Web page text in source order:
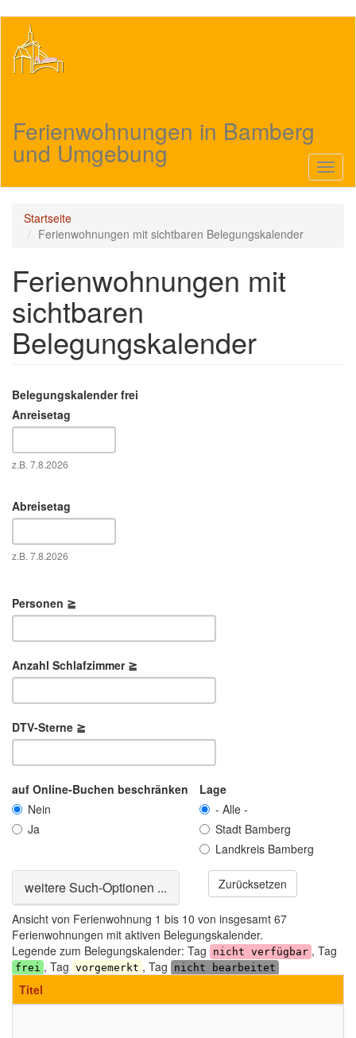
Inhalt
Ferienwohnungen in Bamberg
und Umgebung
Startseite
Ferienwohnungen mit sichtbaren Belegungskalender
Ferienwohnungen mit
sichtbaren
Belegungskalender
Belegungskalender frei
Anreisetag
Datum
z.B. 7.8.2026
Abreisetag
Datum
z.B. 7.8.2026
Personen ≧
Anzahl Schlafzimmer ≧
DTV-Sterne ≧
auf Online-Buchen beschränken
Nein
Ja
Lage
- Alle -
Stadt Bamberg
Landkreis Bamberg
Ausblenden
weitere Such-Optionen ... Zurücksetzen
Ansicht von Ferienwohnung 1 bis 10 von insgesamt 67
Ferienwohnungen mit aktiven Belegungskalender.
Legende zum Belegungskalender: Tag
nicht verfügbar , Tag
frei , Tag vorgemerkt , Tag nicht bearbeitet
Titel